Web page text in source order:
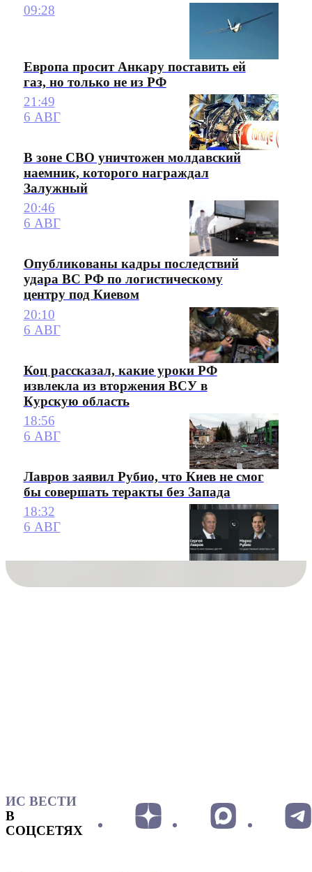
09:28
Европа просит Анкару поставить ей
газ, но только не из РФ
21:49
6 АВГ
В зоне СВО уничтожен молдавский
наемник, которого награждал
Залужный
20:46
6 АВГ
Опубликованы кадры последствий
удара ВС РФ по логистическому
центру под Киевом
20:10
6 АВГ
Коц рассказал, какие уроки РФ
извлекла из вторжения ВСУ в
Курскую область
18:56
6 АВГ
Лавров заявил Рубио, что Киев не смог
бы совершать теракты без Запада
18:32
6 АВГ
ИС ВЕСТИ
В
СОЦСЕТЯХ